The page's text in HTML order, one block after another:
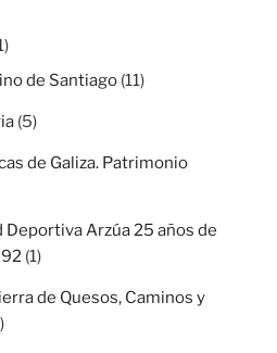
de Santiago (11)
(5)
de Galiza. Patrimonio
Deportiva Arzúa 25 años de
(1)
de Quesos, Caminos y